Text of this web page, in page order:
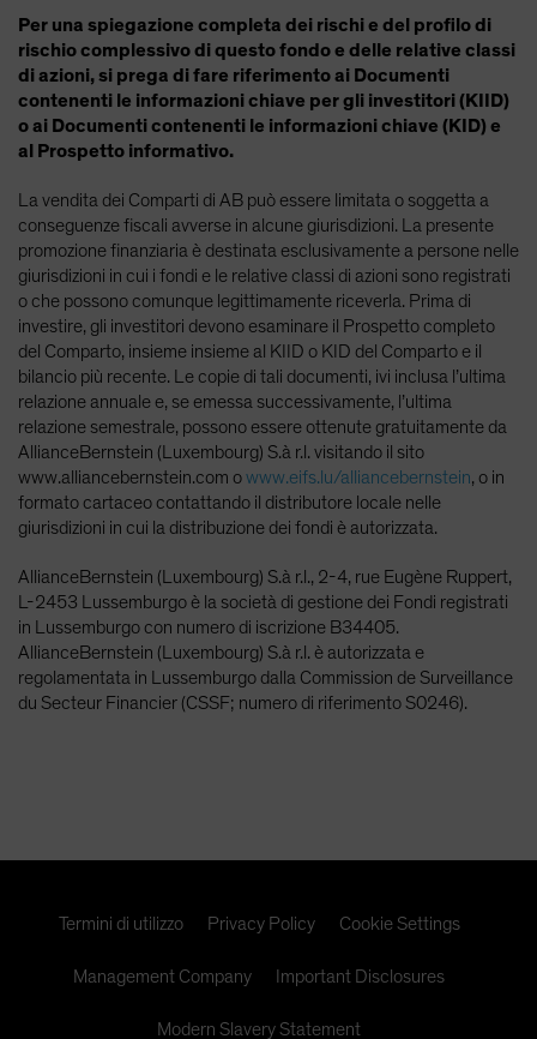
Per una spiegazione completa dei rischi e del profilo di
rischio complessivo di questo fondo e delle relative classi
di azioni, si prega di fare riferimento ai Documenti
contenenti le informazioni chiave per gli investitori (KIID)
o ai Documenti contenenti le informazioni chiave (KID) e
al Prospetto informativo.
La vendita dei Comparti di AB può essere limitata o soggetta a
conseguenze fiscali avverse in alcune giurisdizioni. La presente
promozione finanziaria è destinata esclusivamente a persone nelle
giurisdizioni in cui i fondi e le relative classi di azioni sono registrati
o che possono comunque legittimamente riceverla. Prima di
investire, gli investitori devono esaminare il Prospetto completo
del Comparto, insieme insieme al KIID o KID del Comparto e il
bilancio più recente. Le copie di tali documenti, ivi inclusa l’ultima
relazione annuale e, se emessa successivamente, l’ultima
relazione semestrale, possono essere ottenute gratuitamente da
AllianceBernstein (Luxembourg) S.à r.l. visitando il sito
www.alliancebernstein.com owww.eifs.lu/alliancebernstein, o in
formato cartaceo contattando il distributore locale nelle
giurisdizioni in cui la distribuzione dei fondi è autorizzata.
AllianceBernstein (Luxembourg) S.à r.l., 2-4, rue Eugène Ruppert,
L-2453 Lussemburgo è la società di gestione dei Fondi registrati
in Lussemburgo con numero di iscrizione B34405.
AllianceBernstein (Luxembourg) S.à r.l. è autorizzata e
regolamentata in Lussemburgo dalla Commission de Surveillance
du Secteur Financier (CSSF; numero di riferimento S0246).
Termini di utilizzo Privacy Policy Cookie Settings
Management Company Important Disclosures
Modern Slavery Statement